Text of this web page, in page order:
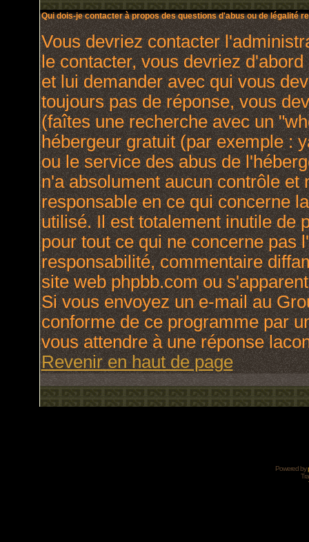
Qui dois-je contacter à propos des questions d'abus ou de légalité
Vous devriez contacter
le contacter, vous devriez
et lui demander avec qui vous
toujours pas de réponse, vous
(faîtes une recherche avec un
hébergeur gratuit (par exemple :
ou le service des abus de
n'a absolument aucun contrôle et
responsable en ce qui concerne
utilisé. Il est totalement inutile de
pour tout ce qui ne concerne pas
responsabilité, commentaire
site web phpbb.com ou
Si vous envoyez un e-mail au
conforme de ce programme par
vous attendre à une réponse
Revenir en haut de page
Powered by